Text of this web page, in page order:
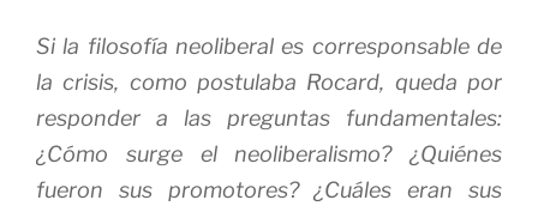
Si la filosofía neoliberal es corresponsable de
la crisis, como postulaba Rocard, queda por
responder a las preguntas fundamentales:
¿Cómo surge el neoliberalismo? ¿Quiénes
fueron sus promotores? ¿Cuáles eran sus